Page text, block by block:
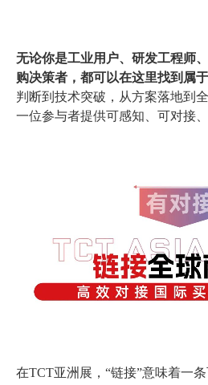
无论你是工业用户、研发工程师
购决策者，都可以在这里找到属于
判断到技术突破，从方案落地到
一位参与者提供可感知、可对接
在TCT亚洲展，“链接”意味着一